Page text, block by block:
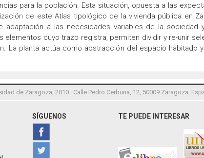
para la población. Esta situación, opuesta a las
de este Atlas tipológico de la vivienda pública en
adaptación a las necesidades variables de la sociedad
elementos cuyo trazo registra, permiten dividir y re-unir
La planta actúa como abstracción del espacio habitado
de Zaragoza, 2010 · Calle Pedro Cerbuna, 12, 50009 Zaragoza,
SÍGUENOS TE PUEDE INTERESAR